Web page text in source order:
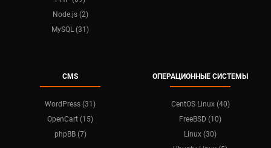
Node.js (2)
MySQL (31)
CMS
WordPress (31)
OpenCart (15)
phpBB (7)
ОПЕРАЦИОННЫЕ СИСТЕМЫ
CentOS Linux (40)
FreeBSD (10)
Linux (30)